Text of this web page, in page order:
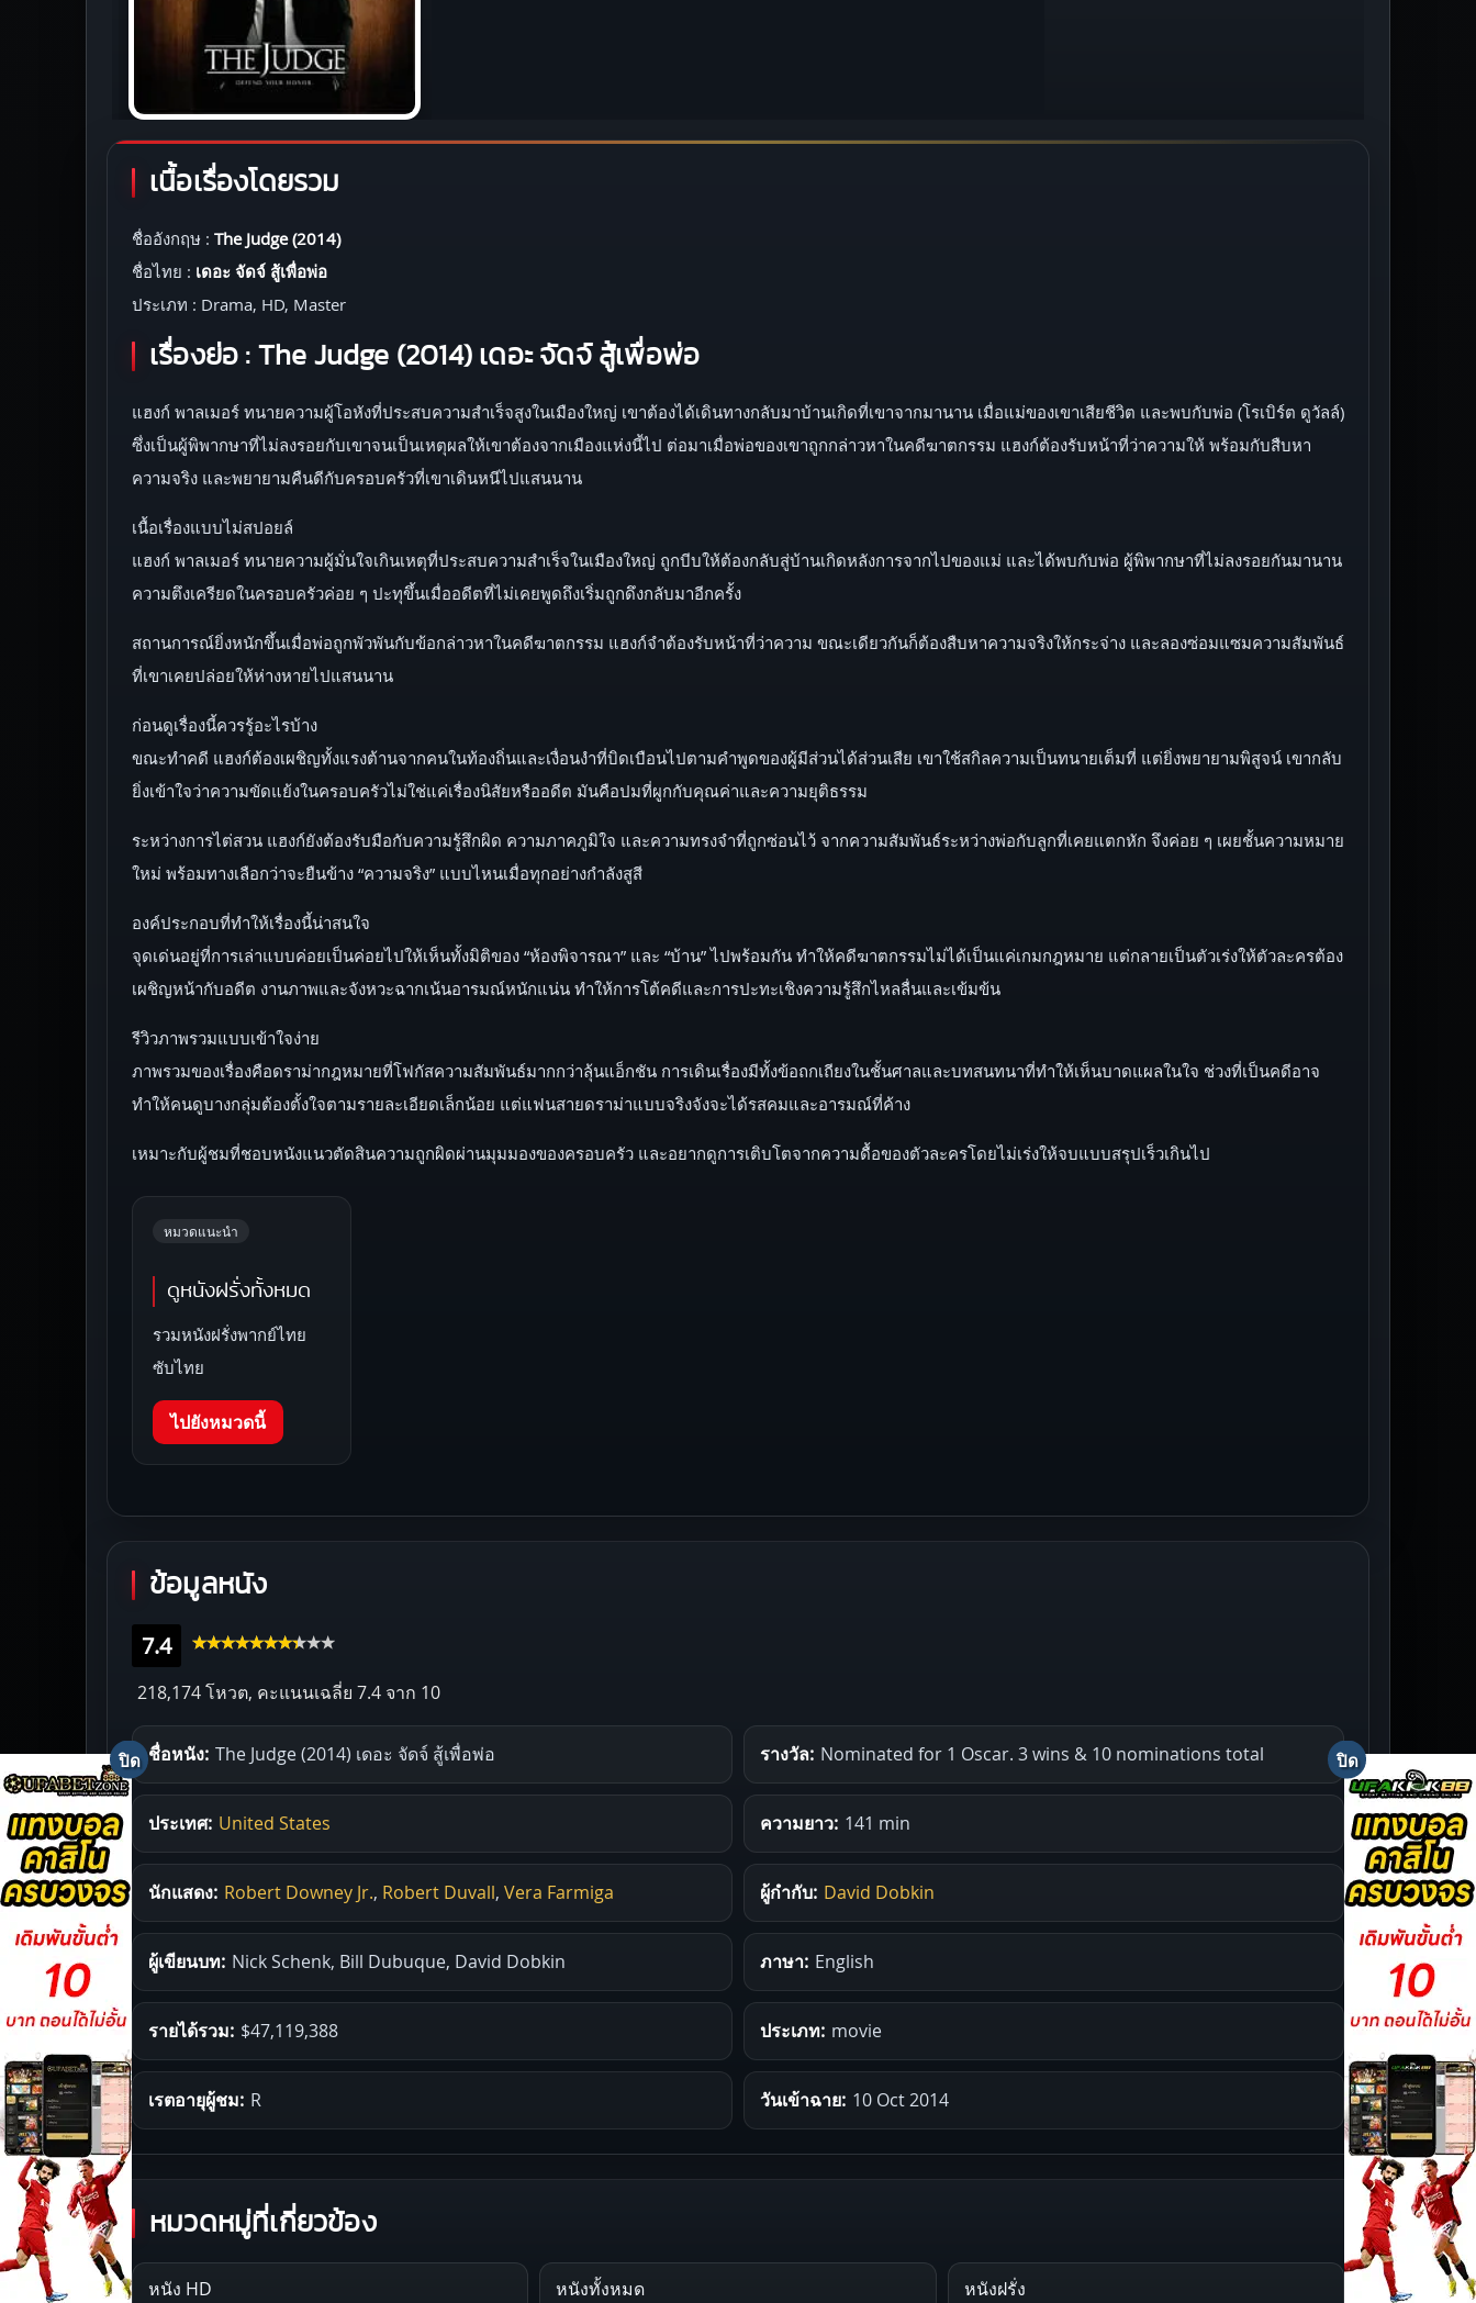
เนื้อเรื่องโดยรวม
ชื่ออังกฤษ : The Judge (2014)
ชื่อไทย : เดอะ จัดจ์ สู้เพื่อพ่อ
ประเภท : Drama, HD, Master
เรื่องย่อ : The Judge (2014) เดอะ จัดจ์ สู้เพื่อพ่อ
แฮงก์ พาลเมอร์ ทนายความผู้โอหังที่ประสบความสำเร็จสูงในเมืองใหญ่ เขาต้องได้เดินทางกลับมาบ้านเกิดที่เขาจากมานาน เมื่อแม่ของเขาเสียชีวิต และพบกับพ่อ (โรเบิร์ต ดูวัลล์)
ซึ่งเป็นผู้พิพากษาที่ไม่ลงรอยกับเขาจนเป็นเหตุผลให้เขาต้องจากเมืองแห่งนี้ไป ต่อมาเมื่อพ่อของเขาถูกกล่าวหาในคดีฆาตกรรม แฮงก์ต้องรับหน้าที่ว่าความให้ พร้อมกับสืบหา
ความจริง และพยายามคืนดีกับครอบครัวที่เขาเดินหนีไปแสนนาน
เนื้อเรื่องแบบไม่สปอยล์
แฮงก์ พาลเมอร์ ทนายความผู้มั่นใจเกินเหตุที่ประสบความสำเร็จในเมืองใหญ่ ถูกบีบให้ต้องกลับสู่บ้านเกิดหลังการจากไปของแม่ และได้พบกับพ่อ ผู้พิพากษาที่ไม่ลงรอยกันมานาน
ความตึงเครียดในครอบครัวค่อย ๆ ปะทุขึ้นเมื่ออดีตที่ไม่เคยพูดถึงเริ่มถูกดึงกลับมาอีกครั้ง
สถานการณ์ยิ่งหนักขึ้นเมื่อพ่อถูกพัวพันกับข้อกล่าวหาในคดีฆาตกรรม แฮงก์จำต้องรับหน้าที่ว่าความ ขณะเดียวกันก็ต้องสืบหาความจริงให้กระจ่าง และลองซ่อมแซมความสัมพันธ์
ที่เขาเคยปล่อยให้ห่างหายไปแสนนาน
ก่อนดูเรื่องนี้ควรรู้อะไรบ้าง
ขณะทำคดี แฮงก์ต้องเผชิญทั้งแรงต้านจากคนในท้องถิ่นและเงื่อนงำที่บิดเบือนไปตามคำพูดของผู้มีส่วนได้ส่วนเสีย เขาใช้สกิลความเป็นทนายเต็มที่ แต่ยิ่งพยายามพิสูจน์ เขากลับ
ยิ่งเข้าใจว่าความขัดแย้งในครอบครัวไม่ใช่แค่เรื่องนิสัยหรืออดีต มันคือปมที่ผูกกับคุณค่าและความยุติธรรม
ระหว่างการไต่สวน แฮงก์ยังต้องรับมือกับความรู้สึกผิด ความภาคภูมิใจ และความทรงจำที่ถูกซ่อนไว้ จากความสัมพันธ์ระหว่างพ่อกับลูกที่เคยแตกหัก จึงค่อย ๆ เผยชั้นความหมาย
ใหม่ พร้อมทางเลือกว่าจะยืนข้าง “ความจริง” แบบไหนเมื่อทุกอย่างกำลังสูสี
องค์ประกอบที่ทำให้เรื่องนี้น่าสนใจ
จุดเด่นอยู่ที่การเล่าแบบค่อยเป็นค่อยไปให้เห็นทั้งมิติของ “ห้องพิจารณา” และ “บ้าน” ไปพร้อมกัน ทำให้คดีฆาตกรรมไม่ได้เป็นแค่เกมกฎหมาย แต่กลายเป็นตัวเร่งให้ตัวละครต้อง
เผชิญหน้ากับอดีต งานภาพและจังหวะฉากเน้นอารมณ์หนักแน่น ทำให้การโต้คดีและการปะทะเชิงความรู้สึกไหลลื่นและเข้มข้น
รีวิวภาพรวมแบบเข้าใจง่าย
ภาพรวมของเรื่องคือดราม่ากฎหมายที่โฟกัสความสัมพันธ์มากกว่าลุ้นแอ็กชัน การเดินเรื่องมีทั้งข้อถกเถียงในชั้นศาลและบทสนทนาที่ทำให้เห็นบาดแผลในใจ ช่วงที่เป็นคดีอาจ
ทำให้คนดูบางกลุ่มต้องตั้งใจตามรายละเอียดเล็กน้อย แต่แฟนสายดราม่าแบบจริงจังจะได้รสคมและอารมณ์ที่ค้าง
เหมาะกับผู้ชมที่ชอบหนังแนวตัดสินความถูกผิดผ่านมุมมองของครอบครัว และอยากดูการเติบโตจากความดื้อของตัวละครโดยไม่เร่งให้จบแบบสรุปเร็วเกินไป
หมวดแนะนำ
ดูหนังฝรั่งทั้งหมด
รวมหนังฝรั่งพากย์ไทย
ซับไทย
ไปยังหมวดนี้
ข้อมูลหนัง
7.4
218,174 โหวต, คะแนนเฉลี่ย 7.4 จาก 10
ชื่อหนัง: The Judge (2014) เดอะ จัดจ์ สู้เพื่อพ่อ รางวัล: Nominated for 1 Oscar. 3 wins & 10 nominations total
ประเทศ: United States ความยาว: 141 min
นักแสดง: Robert Downey Jr., Robert Duvall, Vera Farmiga ผู้กำกับ: David Dobkin
ผู้เขียนบท: Nick Schenk, Bill Dubuque, David Dobkin ภาษา: English
รายได้รวม: $47,119,388 ประเภท: movie
เรตอายุผู้ชม: R วันเข้าฉาย: 10 Oct 2014
หมวดหมู่ที่เกี่ยวข้อง
หนัง HD หนังทั้งหมด หนังฝรั่ง